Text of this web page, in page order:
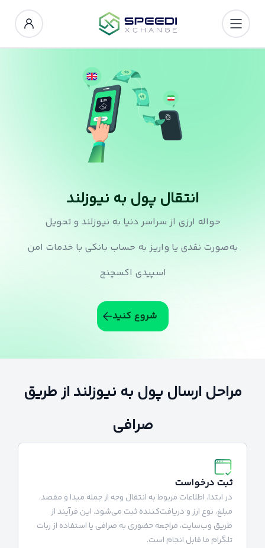
انتقال پول به نیوزلند
حواله ارزی از سراسر دنیا به نیوزلند و تحویل
به‌صورت نقدی یا واریز به حساب بانکی با خدمات امن
اسپیدی اکسچنج
شروع کنید
مراحل ارسال پول به نیوزلند از طریق
صرافی
ثبت درخواست
در ابتدا، اطلاعات مربوط به انتقال وجه از جمله مبدا و مقصد،
مبلغ، نوع ارز و دریافت‌کننده ثبت می‌شود. این فرآیند از
طریق وب‌سایت، مراجعه حضوری به صرافی یا استفاده از ربات
تلگرام ما قابل انجام است.